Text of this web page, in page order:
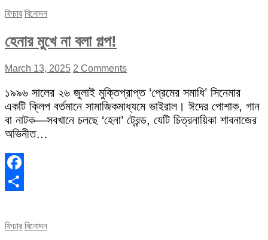
ফিচার বিনোদন
হেনার মুখে না বলা গল্প!
March 13, 2025 2 Comments
১৯৯৬ সালের ২৬ জুলাই মুক্তিপ্রাপ্ত ‘প্রেমের সমাধি’ সিনেমার
একটি ক্লিপ বর্তমানে সামাজিকমাধ্যমে ভাইরাল। ঈদের পোশাক, গান
বা নাটক—সবখানে চলছে ‘হেনা’ ট্রেন্ড, যেটি চিত্রনায়িকা শাবনাজের
অভিনীত…
Facebook
ফিচার বিনোদন